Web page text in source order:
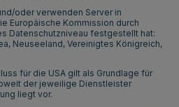
oder verwenden Server in
Europäische Kommission durch
Datenschutzniveau festgestellt hat:
Neuseeland, Vereinigtes Königreich,
für die USA gilt als Grundlage für
der jeweilige Dienstleister
liegt vor.